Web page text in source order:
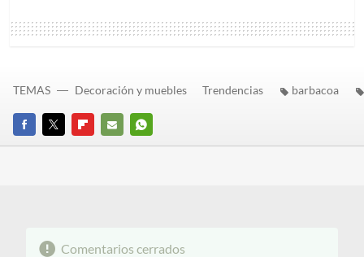
FACEBOOK
TWITTERFLIPBOARD
E-
WHATSAPP
TEMAS Decoración y muebles Trendencias barbacoa
Comentarios cerrados